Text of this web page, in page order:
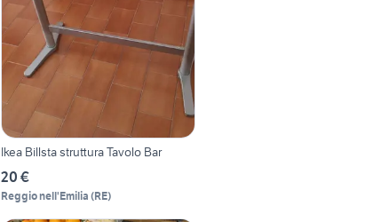
Ikea Billsta struttura Tavolo Bar
20 €
Reggio nell'Emilia (RE)